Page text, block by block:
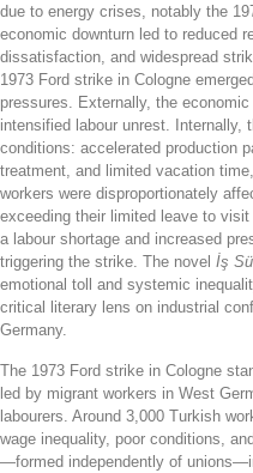
due to energy crises, notably the
economic downturn led to reduced
dissatisfaction, and widespread
1973 Ford strike in Cologne
pressures. Externally, the
intensified labour unrest. Internally,
conditions: accelerated production
treatment, and limited vacation
workers were disproportionately
exceeding their limited leave to
a labour shortage and increased
triggering the strike. The novel İş
emotional toll and systemic
critical literary lens on industrial
Germany.
The 1973 Ford strike in Cologne
led by migrant workers in West
labourers. Around 3,000 Turkish
wage inequality, poor conditions,
—formed independently of